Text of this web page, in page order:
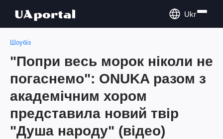
Ukr
Шоубіз
"Попри весь морок ніколи не
погаснемо": ONUKA разом з
академічним хором
представила новий твір
"Душа народу" (відео)